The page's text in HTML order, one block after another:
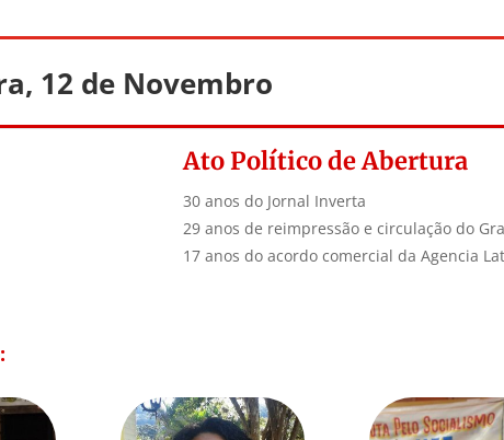
12 de Novembro
Ato Político de Abertura
30 anos do Jornal Inverta
29 anos de reimpressão e circulação do
17 anos do acordo comercial da Agencia